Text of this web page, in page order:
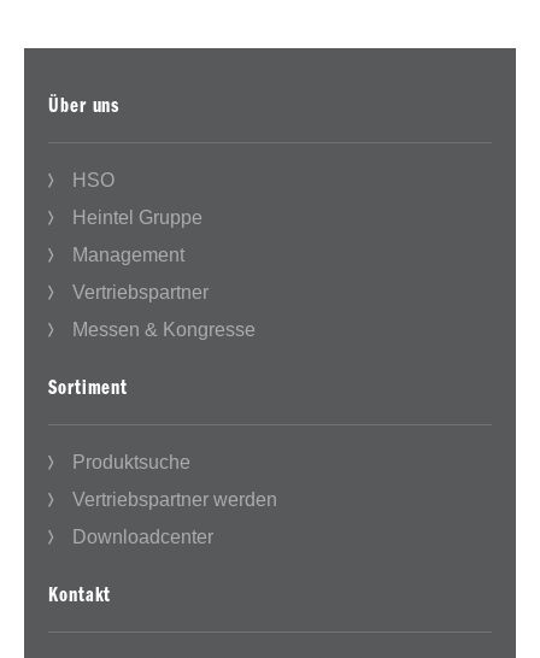
Über uns
HSO
Heintel Gruppe
Management
Vertriebspartner
Messen & Kongresse
Sortiment
Produktsuche
Vertriebspartner werden
Downloadcenter
Kontakt